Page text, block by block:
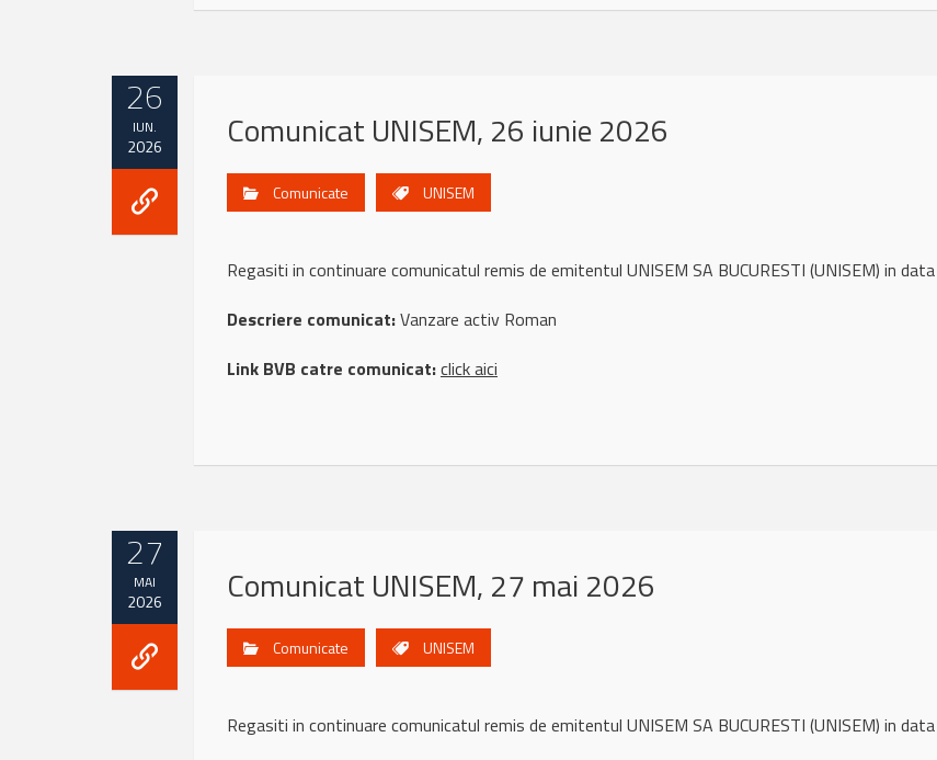
26
IUN.
2026 Comunicat UNISEM, 26 iunie 2026
Comunicate UNISEM
Regasiti in continuare comunicatul remis de emitentul UNISEM SA BUCURESTI (UNISEM) in
Descriere comunicat:Vanzare activ Roman
Link BVB catre comunicat:click aici
27
MAI
2026 Comunicat UNISEM, 27 mai 2026
Comunicate UNISEM
Regasiti in continuare comunicatul remis de emitentul UNISEM SA BUCURESTI (UNISEM) in